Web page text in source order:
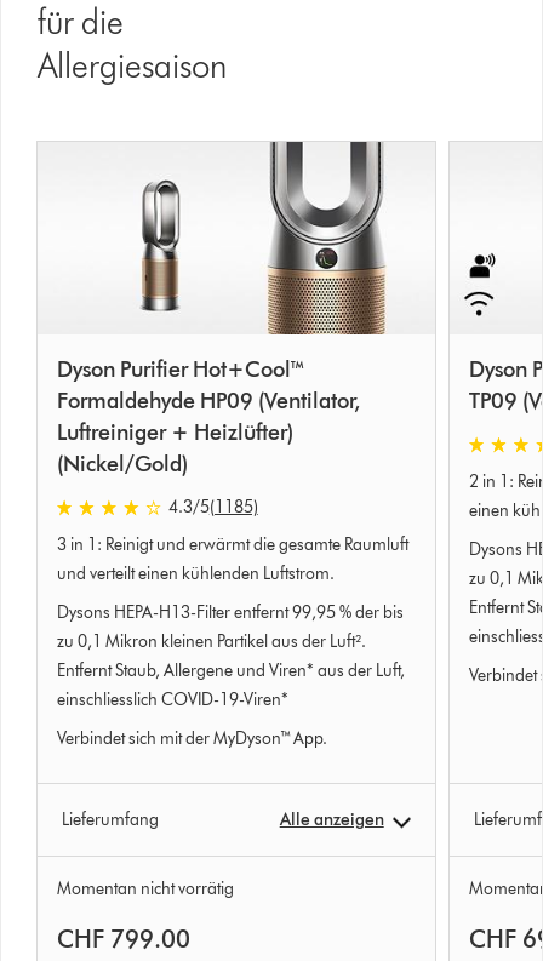
für die
Allergiesaison
Dyson Purifier Hot+Cool™
Formaldehyde HP09 (Ventilator,
Luftreiniger + Heizlüfter)
(Nickel/Gold)
4.3
stars
out
from
1185
Bewertungen
4.3/5(1185)
3 in 1: Reinigt und erwärmt die gesamte Raumluft
und verteilt einen kühlenden Luftstrom.
Dysons HEPA-H13-Filter entfernt 99,95 % der bis
zu 0,1 Mikron kleinen Partikel aus der Luft².
Entfernt Staub, Allergene und Viren* aus der Luft,
einschliesslich COVID-19-Viren*
Verbindet sich mit der MyDyson™ App.
Lieferumfang Alle anzeigen
Momentan nicht vorrätig
CHF 799.00
Dyson
TP09
4.1
stars
out
from
834
2 in 1:
einen
Dysons
zu 0,1
Entfernt
Verbindet
CHF